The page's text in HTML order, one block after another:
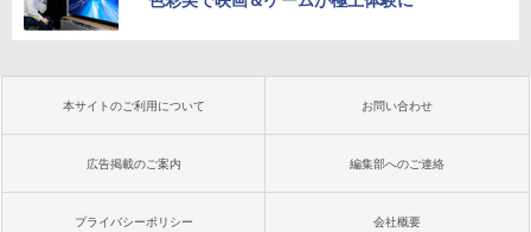
本サイトのご利用について お問い合わせ
広告掲載のご案内 編集部へのご連絡
プライバシーポリシー 会社概要